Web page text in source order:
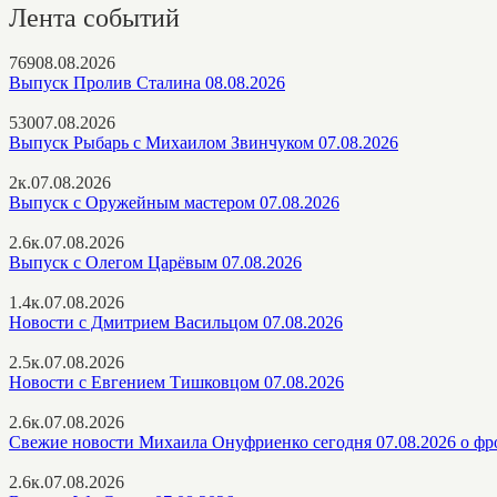
Лента событий
76908.08.2026
Выпуск Пролив Сталина 08.08.2026
53007.08.2026
Выпуск Рыбарь с Михаилом Звинчуком 07.08.2026
2к.07.08.2026
Выпуск с Оружейным мастером 07.08.2026
2.6к.07.08.2026
Выпуск с Олегом Царёвым 07.08.2026
1.4к.07.08.2026
Новости с Дмитрием Васильцом 07.08.2026
2.5к.07.08.2026
Новости с Евгением Тишковцом 07.08.2026
2.6к.07.08.2026
Свежие новости Михаила Онуфриенко сегодня 07.08.2026 о
2.6к.07.08.2026